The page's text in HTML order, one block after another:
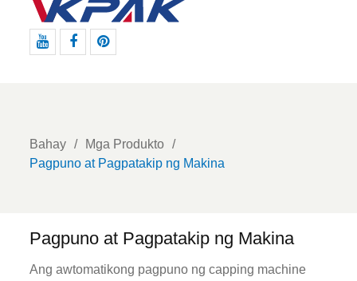
Bahay
Mga Produkto
Pagpuno at Pagpatakip ng Makina
Pagpuno at Pagpatakip ng Makina
Ang awtomatikong pagpuno ng capping machine